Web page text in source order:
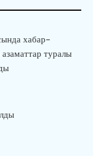
хабар-
туралы